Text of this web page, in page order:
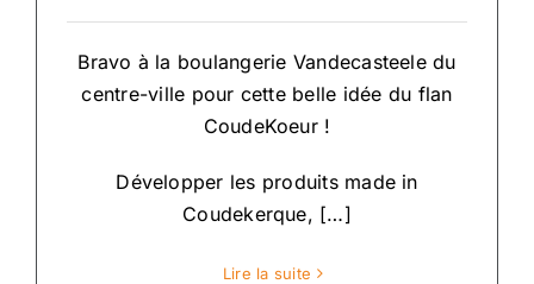
Bravo à la boulangerie Vandecasteele du
centre-ville pour cette belle idée du flan
CoudeKoeur !
Développer les produits made in
Coudekerque, […]
Lire la suite